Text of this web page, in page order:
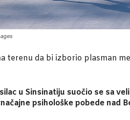
terenu da bi izborio plasman
u Sinsinatiju suočio se sa
psihološke pobede nad